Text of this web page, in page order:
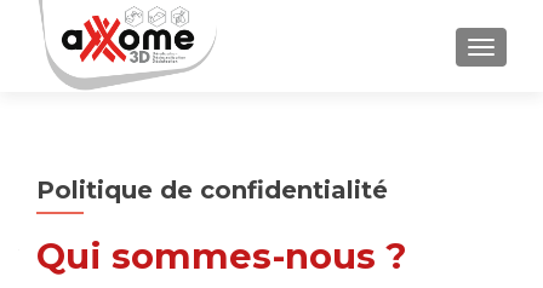
Politique de confidentialité
Qui sommes-nous ?